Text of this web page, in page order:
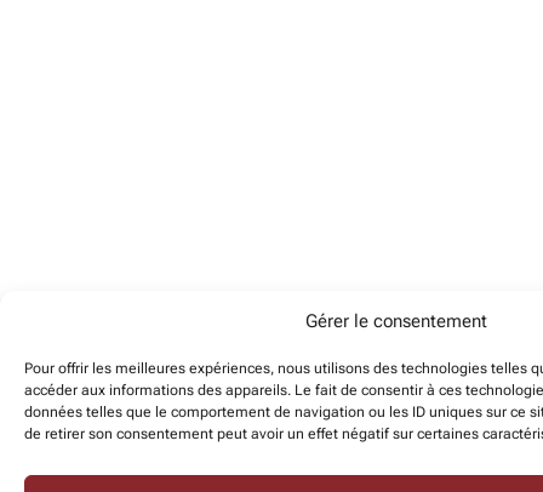
Gérer le consentement
Pour offrir les meilleures expériences, nous utilisons des technologies telles
accéder aux informations des appareils. Le fait de consentir à ces
données telles que le comportement de navigation ou les ID uniques sur ce
de retirer son consentement peut avoir un effet négatif sur certaines